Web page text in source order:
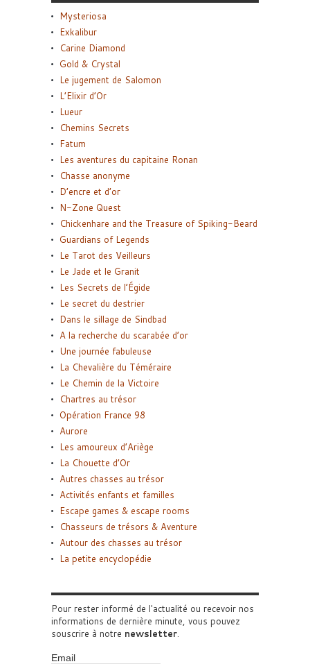
Mysteriosa
Exkalibur
Carine Diamond
Gold & Crystal
Le jugement de Salomon
L’Elixir d’Or
Lueur
Chemins Secrets
Fatum
Les aventures du capitaine Ronan
Chasse anonyme
D’encre et d’or
N-Zone Quest
Chickenhare and the Treasure of Spiking-Beard
Guardians of Legends
Le Tarot des Veilleurs
Le Jade et le Granit
Les Secrets de l’Égide
Le secret du destrier
Dans le sillage de Sindbad
A la recherche du scarabée d’or
Une journée fabuleuse
La Chevalière du Téméraire
Le Chemin de la Victoire
Chartres au trésor
Opération France 98
Aurore
Les amoureux d’Ariège
La Chouette d’Or
Autres chasses au trésor
Activités enfants et familles
Escape games & escape rooms
Chasseurs de trésors & Aventure
Autour des chasses au trésor
La petite encyclopédie
Pour rester informé de l'actualité ou recevoir nos
informations de dernière minute, vous pouvez
souscrire à notre newsletter
Email